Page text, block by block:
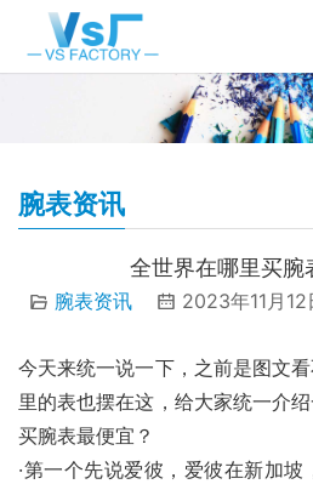
腕表资讯
全世界在哪里买腕
腕表资讯 2023年11月
今天来统一说一下，之前是图文
里的表也摆在这，给大家统一介
买腕表最便宜？
·第一个先说爱彼，爱彼在新加